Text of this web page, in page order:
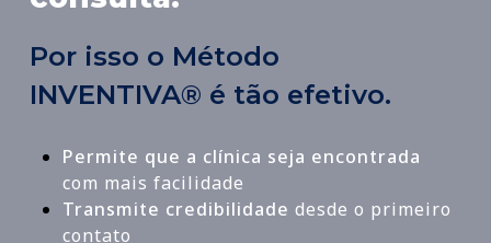
Por isso o Método
INVENTIVA® é tão efetivo.
Permite que a clínica seja encontrada
com mais facilidade
Transmite credibilidade desde o primeiro
contato